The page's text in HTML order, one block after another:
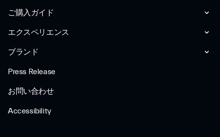
ご購入ガイド
エクスペリエンス
ブランド
Press Release
お問い合わせ
Accessibility